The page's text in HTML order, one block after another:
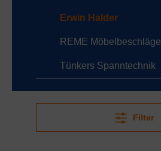
Erwin Halder
REME Möbelbeschläge
Tünkers Spanntechnik
Filter